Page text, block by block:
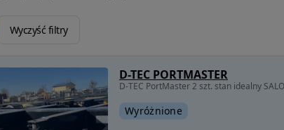
Wyczyść filtry
D-TEC PORTMASTER
D-TEC PortMaster 2 szt. stan idealny
Wyróżnione